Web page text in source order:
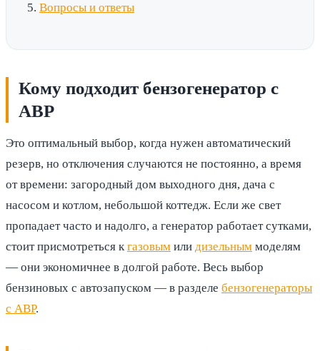
Вопросы и ответы
Кому подходит бензогенератор с
АВР
Это оптимальный выбор, когда нужен автоматический
резерв, но отключения случаются не постоянно, а время
от времени: загородный дом выходного дня, дача с
насосом и котлом, небольшой коттедж. Если же свет
пропадает часто и надолго, а генератор работает сутками,
стоит присмотреться кгазовым или дизельным моделям
— они экономичнее в долгой работе. Весь выбор
бензиновых с автозапуском — в разделе бензогенераторы
с АВР.